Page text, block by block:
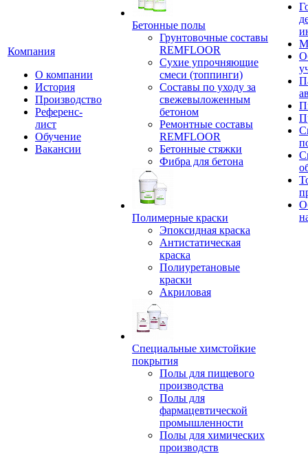
Компания
О компании
История
Производство
Референс-
лист
Обучение
Вакансии
Бетонные полы
Грунтовочные составы
REMFLOOR
Сухие упрочняющие
смеси (топпинги)
Составы по уходу за
свежевыложенным
бетоном
Ремонтные составы
REMFLOOR
Бетонные стяжки
Фибра для бетона
Полимерные краски
Эпоксидная краска
Антистатическая
краска
Полиуретановые
краски
Акриловая
Специальные химстойкие
покрытия
Полы для пищевого
производства
Полы для
фармацевтической
промышленности
Полы для химических
производств